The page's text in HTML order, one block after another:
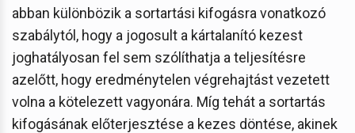
abban különbözik a sortartási kifogásra vonatkozó
szabálytól, hogy a jogosult a kártalanító kezest
joghatályosan fel sem szólíthatja a teljesítésre
azelőtt, hogy eredménytelen végrehajtást vezetett
volna a kötelezett vagyonára. Míg tehát a sortartás
kifogásának előterjesztése a kezes döntése, akinek